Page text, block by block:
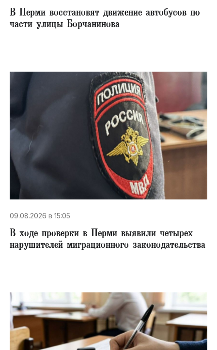
В Перми восстановят движение автобусов по
части улицы Борчанинова
09.08.2026 в 15:05
В ходе проверки в Перми выявили четырех
нарушителей миграционного законодательства